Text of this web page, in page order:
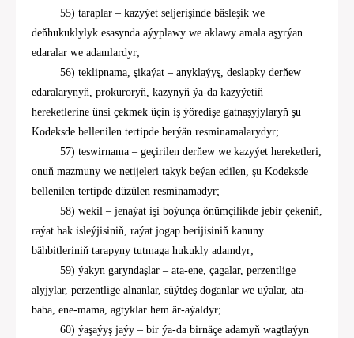
55) taraplar – kazyýet seljerişinde bäsleşik we
deňhukuklylyk esasynda aýyplawy we aklawy amala aşyrýan
edaralar we adamlardyr;
56) teklipnama, şikaýat – anyklaýyş, deslapky derňew
edaralarynyň, prokuroryň, kazynyň ýa-da kazyýetiň
hereketlerine ünsi çekmek üçin iş ýöredişe gatnaşyjylaryň şu
Kodeksde bellenilen tertipde berýän resminamalarydyr;
57) teswirnama – geçirilen derňew we kazyýet hereketleri,
onuň mazmuny we netijeleri takyk beýan edilen, şu Kodeksde
bellenilen tertipde düzülen resminamadyr;
58) wekil – jenaýat işi boýunça önümçilikde jebir çekeniň,
raýat hak isleýjisiniň, raýat jogap berijisiniň kanuny
bähbitleriniň tarapyny tutmaga hukukly adamdyr;
59) ýakyn garyndaşlar – ata-ene, çagalar, perzentlige
alyjylar, perzentlige alnanlar, süýtdeş doganlar we uýalar, ata-
baba, ene-mama, agtyklar hem är-aýaldyr;
60) ýaşaýyş jaýy – bir ýa-da birnäçe adamyň wagtlaýyn